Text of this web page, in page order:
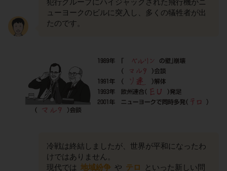
ューヨークのビルに突入し、多くの犠牲者が出
たのです。
冷戦は終結しましたが、世界が平和になったわ
けではありません。
現代では 地域紛争 や テロ といった新しい問